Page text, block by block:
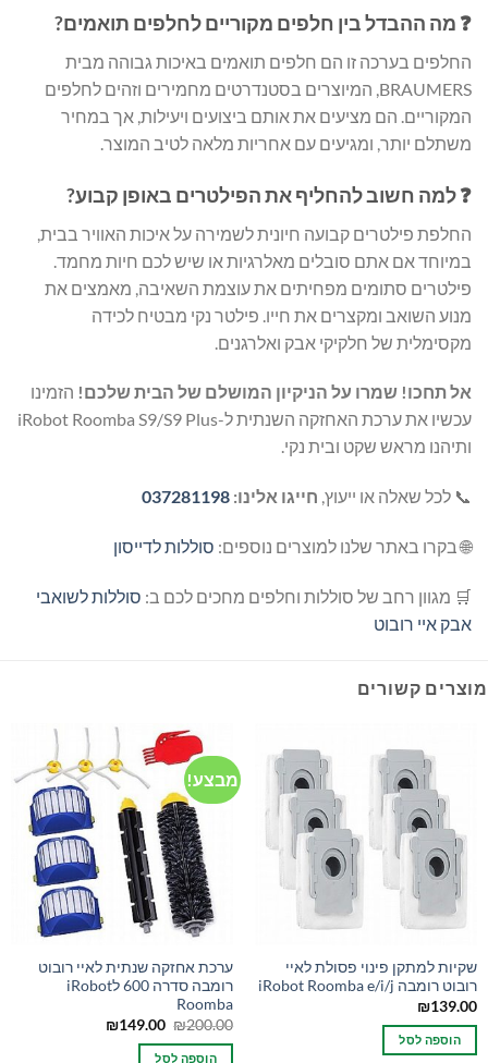
❓ מה ההבדל בין חלפים מקוריים לחלפים תואמים?
החלפים בערכה זו הם חלפים תואמים באיכות גבוהה מבית
BRAUMERS, המיוצרים בסטנדרטים מחמירים וזהים לחלפים
המקוריים. הם מציעים את אותם ביצועים ויעילות, אך במחיר
משתלם יותר, ומגיעים עם אחריות מלאה לטיב המוצר.
❓ למה חשוב להחליף את הפילטרים באופן קבוע?
החלפת פילטרים קבועה חיונית לשמירה על איכות האוויר בבית,
במיוחד אם אתם סובלים מאלרגיות או שיש לכם חיות מחמד.
פילטרים סתומים מפחיתים את עוצמת השאיבה, מאמצים את
מנוע השואב ומקצרים את חייו. פילטר נקי מבטיח לכידה
מקסימלית של חלקיקי אבק ואלרגנים.
אל תחכו! שמרו על הניקיון המושלם של הבית שלכם! הזמינו
עכשיו את ערכת האחזקה השנתית ל-iRobot Roomba S9/S9 Plus
ותיהנו מראש שקט ובית נקי.
📞 לכל שאלה או ייעוץ, חייגו אלינו: 037281198
🌐 בקרו באתר שלנו למוצרים נוספים: סוללות לדייסון
🛒 מגוון רחב של סוללות וחלפים מחכים לכם ב: סוללות לשואבי
אבק איי רובוט
מוצרים קשורים
שקיות למתקן פינוי פסולת לאיי
רובוט רומבה iRobot Roomba e/i/j
₪139.00
הוספה לסל
מבצע!
ערכת אחזקה שנתית לאיי רובוט
רומבה סדרה 600 לiRobot
Roomba
₪200.00
המחיר
היה:
₪149.00
המחיר
הוספה לסל